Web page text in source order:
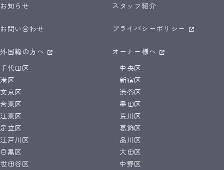
お知らせ スタッフ紹介
お問い合わせ プライバシーポリシー
外国籍の方へ
オーナー様へ
千代田区
中央区
港区
新宿区
文京区
渋谷区
台東区
墨田区
江東区
荒川区
足立区
葛飾区
江戸川区
品川区
目黒区
大田区
世田谷区
中野区